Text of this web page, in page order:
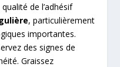
de l’adhésif
, particulièrement
importantes.
des signes de
Graissez